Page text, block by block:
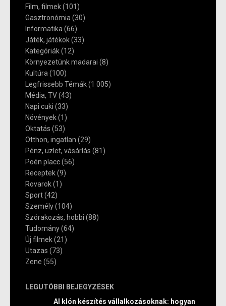
Film, filmek(101)
Gasztronómia (30)
Informatika (66)
Játék, játékok(33)
Kategóriák(12)
Környezetünk madarai (8)
Kultúra (100)
Legfrissebb Témák(1 005)
Média, TV(43)
Napi cuki (33)
Növények(1)
Oktatás (53)
Otthon, ingatlan (29)
Pénz, üzlet, vásárlás (81)
Poén placc(56)
Receptek(9)
Rovarok(1)
Sport(42)
Személy(104)
Szórakozás, hobbi (88)
Tudomány(64)
Új filmek(21)
Utazas (73)
Zene (55)
LEGUTÓBBI BEJEGYZÉSEK
AI klón készítés vállalkozásoknak: hogyan